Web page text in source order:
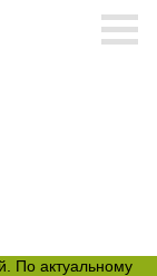
По актуальному